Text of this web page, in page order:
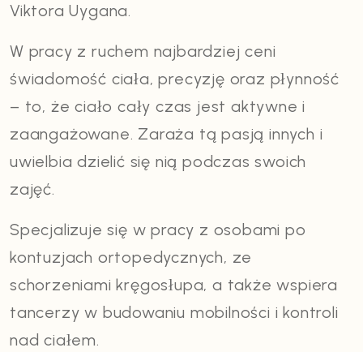
Viktora Uygana.
W pracy z ruchem najbardziej ceni
świadomość ciała, precyzję oraz płynność
– to, że ciało cały czas jest aktywne i
zaangażowane. Zaraża tą pasją innych i
uwielbia dzielić się nią podczas swoich
zajęć.
Specjalizuje się w pracy z osobami po
kontuzjach ortopedycznych, ze
schorzeniami kręgosłupa, a także wspiera
tancerzy w budowaniu mobilności i kontroli
nad ciałem.